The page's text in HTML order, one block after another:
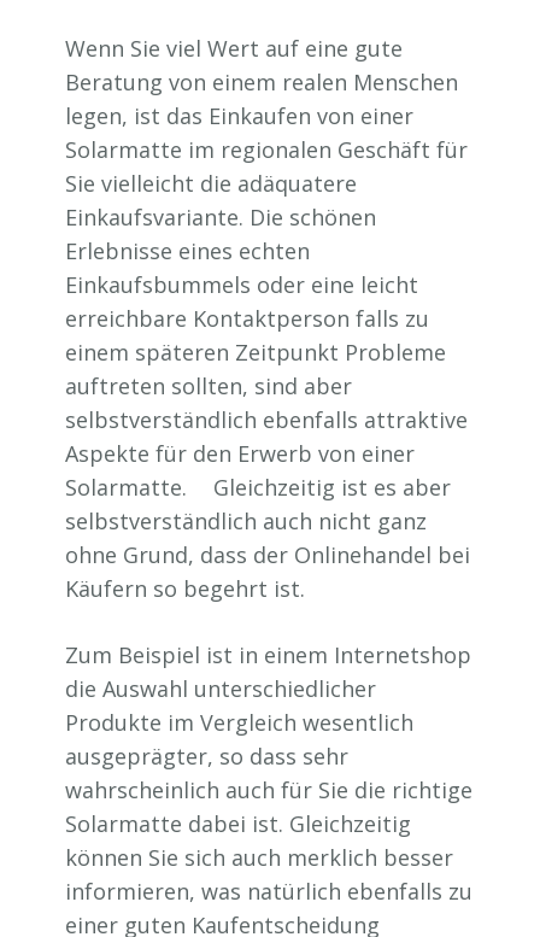
Wenn Sie viel Wert auf eine gute
Beratung von einem realen Menschen
legen, ist das Einkaufen von einer
Solarmatte im regionalen Geschäft für
Sie vielleicht die adäquatere
Einkaufsvariante. Die schönen
Erlebnisse eines echten
Einkaufsbummels oder eine leicht
erreichbare Kontaktperson falls zu
einem späteren Zeitpunkt Probleme
auftreten sollten, sind aber
selbstverständlich ebenfalls attraktive
Aspekte für den Erwerb von einer
Solarmatte. Gleichzeitig ist es aber
selbstverständlich auch nicht ganz
ohne Grund, dass der Onlinehandel bei
Käufern so begehrt ist.
Zum Beispiel ist in einem Internetshop
die Auswahl unterschiedlicher
Produkte im Vergleich wesentlich
ausgeprägter, so dass sehr
wahrscheinlich auch für Sie die richtige
Solarmatte dabei ist. Gleichzeitig
können Sie sich auch merklich besser
informieren, was natürlich ebenfalls zu
einer guten Kaufentscheidung